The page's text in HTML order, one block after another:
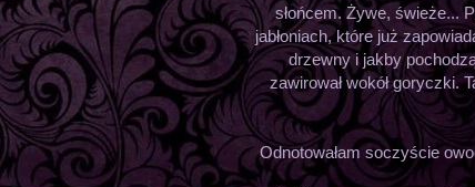
słońcem. Żywe, świeże...
jabłoniach, które już
drzewny i jakby
zawirował wokół goryczki.
Odnotowałam soczyście